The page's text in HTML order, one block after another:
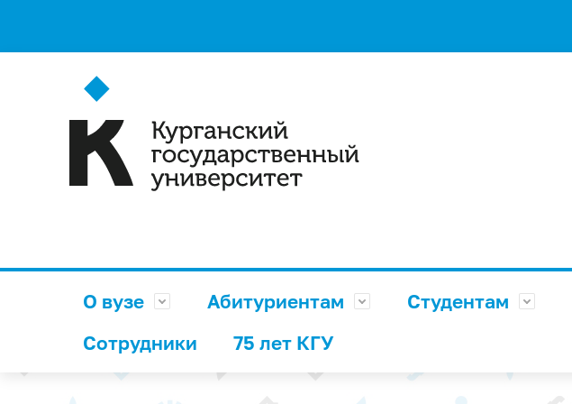
О вузе Абитуриентам Студентам
Сотрудники
75 лет КГУ